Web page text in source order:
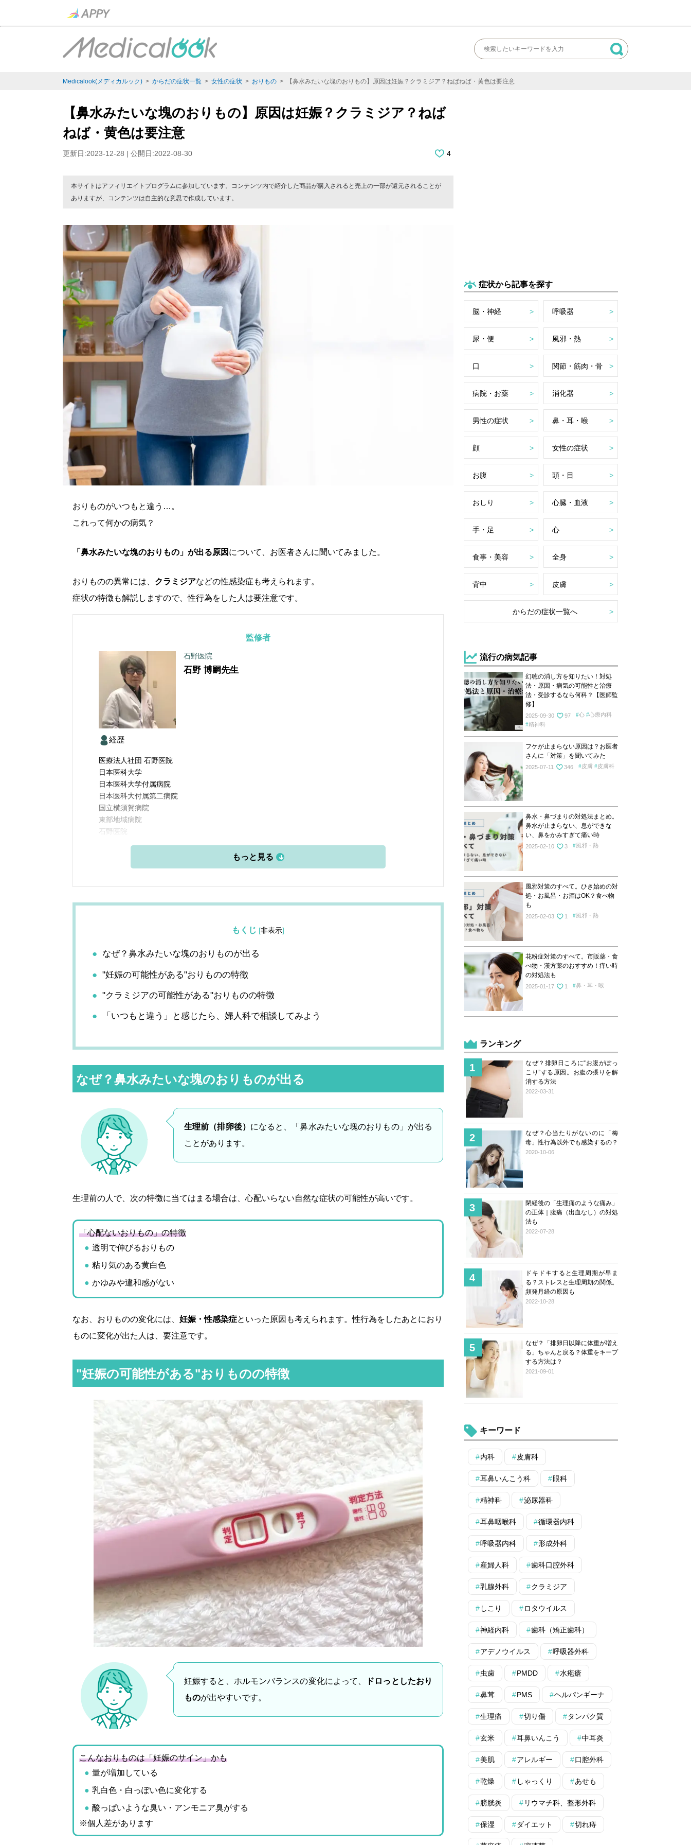
Medicalook(メディカルック) > からだの症状一覧 > 女性の症状 > おりもの > 【鼻水みたいな塊のおりもの】原因は妊娠？クラミジア？ねばねば・黄色は要注意
【鼻水みたいな塊のおりもの】原因は妊娠？クラミジア？ねば
ねば・黄色は要注意
更新日:2023-12-28 | 公開日:2022-08-30 4
本サイトはアフィリエイトプログラムに参加しています。コンテンツ内で紹介した商品が購入されると売上の一部が還元されることが
ありますが、コンテンツは自主的な意思で作成しています。
おりものがいつもと違う…。
これって何かの病気？
「鼻水みたいな塊のおりもの」が出る原因 について、お医者さんに聞いてみました。
おりものの異常には、 クラミジアなどの性感染症も考えられます。
症状の特徴も解説しますので、性行為をした人は要注意です。
監修者
石野医院
石野 博嗣先生
経歴
医療法人社団 石野医院
日本医科大学
日本医科大学付属病院
日本医科大付属第二病院
国立横須賀病院
東部地域病院
石野医院
もくじ [非表示]
なぜ？鼻水みたいな塊のおりものが出る
"妊娠の可能性がある"おりものの特徴
"クラミジアの可能性がある"おりものの特徴
「いつもと違う」と感じたら、婦人科で相談してみよう
なぜ？鼻水みたいな塊のおりものが出る
生理前（排卵後） になると、「鼻水みたいな塊のおりもの」が出る
ことがあります。
生理前の人で、次の特徴に当てはまる場合は、心配いらない自然な症状の可能性が高いです。
「心配ないおりもの」の特徴
透明で伸びるおりもの
粘り気のある黄白色
かゆみや違和感がない
なお、おりものの変化には、 妊娠・性感染症といった原因も考えられます。性行為をしたあとにおり
ものに変化が出た人は、要注意です。
"妊娠の可能性がある"おりものの特徴
妊娠すると、ホルモンバランスの変化によって、
ドロっとしたおり
ものが出やすいです。
こんなおりものは「妊娠のサイン」かも
量が増加している
乳白色・白っぽい色に変化する
酸っぱいような臭い・アンモニア臭がする
※個人差があります
症状から記事を探す
脳・神経 呼吸器
尿・便 風邪・熱
口 関節・筋肉・骨
病院・お薬 消化器
男性の症状 鼻・耳・喉
顔 女性の症状
お腹 頭・目
おしり 心臓・血液
手・足 心
食事・美容 全身
背中 皮膚
からだの症状一覧へ
流行の病気記事
幻聴の消し方を知りたい！対処
法・原因・病気の可能性と治療
法・受診するなら何科？【医師監
修】
2025-09-30 97 心
心療内科
精神科
フケが止まらない原因は？お医者
さんに「対策」を聞いてみた
2025-07-11 346 皮膚 皮膚科
鼻水・鼻づまりの対処法まとめ。
鼻水が止まらない、息ができな
い、鼻をかみすぎて痛い時
2025-02-10 3 風邪・熱
風邪対策のすべて。ひき始めの対
処・お風呂・お酒はOK？食べ物
も
2025-02-03 1 風邪・熱
花粉症対策のすべて。市販薬・食
べ物・漢方薬のおすすめ！痒い時
の対処法も
2025-01-17 1 鼻・耳・喉
ランキング
なぜ？排卵日ころに“お腹がぽっ
こり”する原因。お腹の張りを解
消する方法
2022-03-31
なぜ？心当たりがないのに「梅
毒」性行為以外でも感染するの？
2020-10-06
閉経後の「生理痛のような痛み」
の正体｜腹痛（出血なし）の対処
法も
2022-07-28
ドキドキすると生理周期が早ま
る？ストレスと生理周期の関係。
頻発月経の原因も
2022-10-28
なぜ？「排卵日以降に体重が増え
る」ちゃんと戻る？体重をキープ
する方法は？
2021-09-01
キーワード
内科 皮膚科
耳鼻いんこう科 眼科
精神科 泌尿器科
耳鼻咽喉科 循環器内科
呼吸器内科 形成外科
産婦人科 歯科口腔外科
乳腺外科 クラミジア
しこり ロタウイルス
神経内科 歯科（矯正歯科）
アデノウイルス 呼吸器外科
虫歯 PMDD 水疱瘡
鼻茸 PMS ヘルパンギーナ
生理痛 切り傷 タンパク質
玄米 耳鼻いんこう 中耳炎
美肌 アレルギー 口腔外科
乾燥 しゃっくり あせも
膀胱炎 リウマチ科、整形外科
保湿 ダイエット 切れ痔